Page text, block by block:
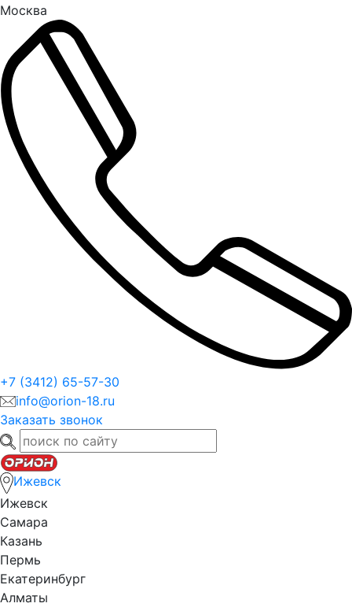
Москва
+7 (3412) 65-57-30
info@orion-18.ru
Заказать звонок
Ижевск
Ижевск
Самара
Казань
Пермь
Екатеринбург
Алматы